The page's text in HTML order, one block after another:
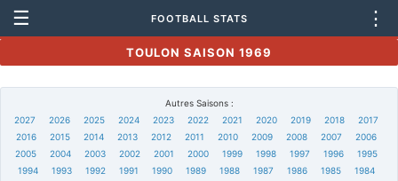
☰ FOOTBALL STATS ⋮
TOULON SAISON 1969
Autres Saisons :
2027
2026 2025 2024 2023 2022 2021 2020 2019 2018
2017
2016
2015 2014 2013 2012 2011 2010 2009 2008 2007
2006
2005
2004 2003 2002 2001 2000 1999 1998 1997 1996
1995
1994
1993 1992 1991 1990 1989 1988 1987 1986 1985
1984